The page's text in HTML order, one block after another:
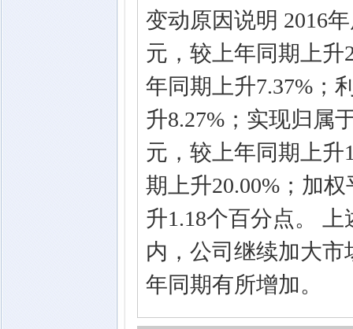
变动原因说明 2016
元，较上年同期上升
年同期上升7.37%；
升8.27%；实现归属
元，较上年同期上升
期上升20.00%；加
升1.18个百分点。
内，公司继续加大
年同期有所增加。